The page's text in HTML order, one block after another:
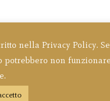
la fase del
di tornare nel mondo,
o sensazione
nella Privacy Policy. Se
potrebbero non